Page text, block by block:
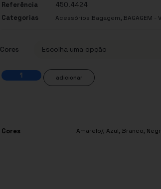
Referência
450.4424
Categorias
Acessórios Bagagem, BAGAGEM -
Cores
adicionar
Cores Amarelo/, Azul, Branco,